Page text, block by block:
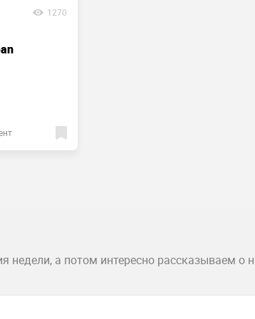
1270
недели, а потом интересно рассказываем о